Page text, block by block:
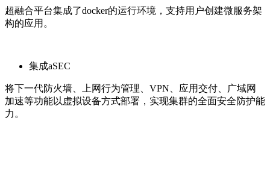
超融合平台集成了docker的运行环境，支持用户创建微服务架
构的应用。
集成aSEC
将下一代防火墙、上网行为管理、VPN、应用交付、广域网
加速等功能以虚拟设备方式部署，实现集群的全面安全防护能
力。